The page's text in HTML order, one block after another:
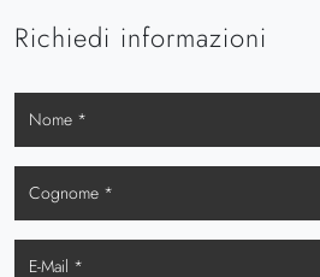
Richiedi informazioni